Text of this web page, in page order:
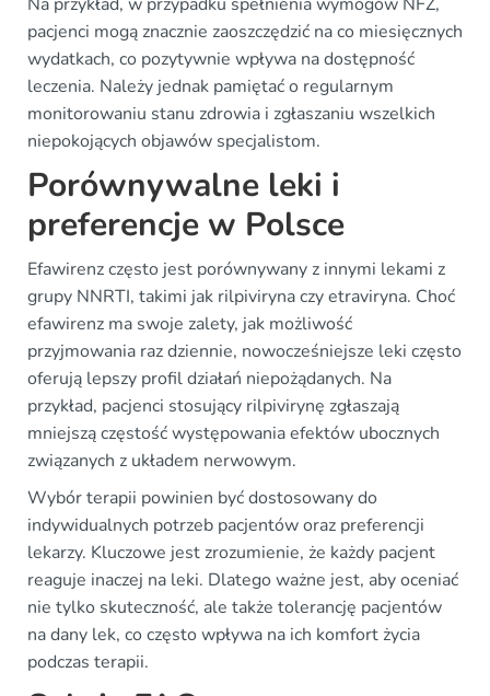
pacjenci mogą znacznie zaoszczędzić na co miesięcznych
wydatkach, co pozytywnie wpływa na dostępność
leczenia. Należy jednak pamiętać o regularnym
monitorowaniu stanu zdrowia i zgłaszaniu wszelkich
niepokojących objawów specjalistom.
Porównywalne leki i
preferencje w Polsce
Efawirenz często jest porównywany z innymi lekami z
grupy NNRTI, takimi jak rilpiviryna czy etraviryna. Choć
efawirenz ma swoje zalety, jak możliwość
przyjmowania raz dziennie, nowocześniejsze leki często
oferują lepszy profil działań niepożądanych. Na
przykład, pacjenci stosujący rilpivirynę zgłaszają
mniejszą częstość występowania efektów ubocznych
związanych z układem nerwowym.
Wybór terapii powinien być dostosowany do
indywidualnych potrzeb pacjentów oraz preferencji
lekarzy. Kluczowe jest zrozumienie, że każdy pacjent
reaguje inaczej na leki. Dlatego ważne jest, aby oceniać
nie tylko skuteczność, ale także tolerancję pacjentów
na dany lek, co często wpływa na ich komfort życia
podczas terapii.